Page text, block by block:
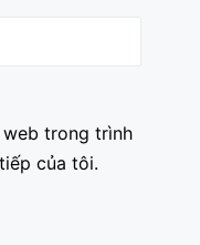
trong trình
của tôi.